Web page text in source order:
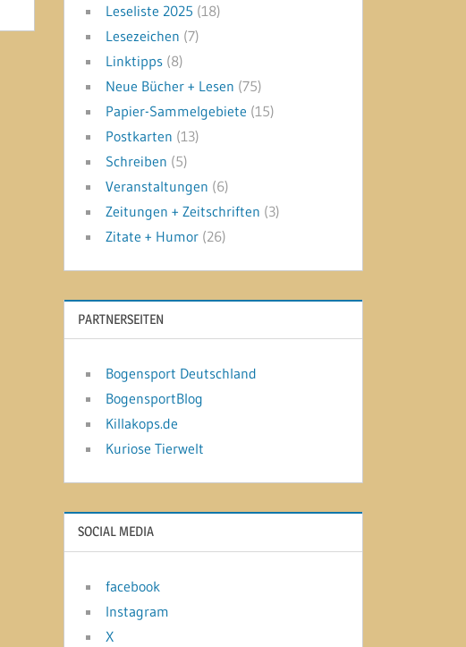
Leseliste 2025 (18)
Lesezeichen (7)
Linktipps (8)
Neue Bücher + Lesen (75)
Papier-Sammelgebiete (15)
Postkarten (13)
Schreiben (5)
Veranstaltungen (6)
Zeitungen + Zeitschriften (3)
Zitate + Humor (26)
PARTNERSEITEN
Bogensport Deutschland
BogensportBlog
Killakops.de
Kuriose Tierwelt
SOCIAL MEDIA
facebook
Instagram
X